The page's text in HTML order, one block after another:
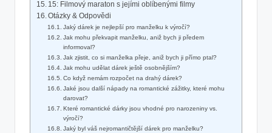
15: ⁢Filmový maraton ⁤s jejími oblíbenými filmy
Otázky & Odpovědi
Jaký dárek je nejlepší pro manželku k výročí?
Jak mohu překvapit manželku, aniž bych ji předem
informoval?
Jak zjistit, co si manželka přeje, aniž‍ bych ‌ji přímo ptal?
Jak mohu udělat ‌dárek ještě ⁢osobnějším?
Co když nemám rozpočet na drahý dárek?
Jaké⁢ jsou další nápady⁢ na romantické zážitky, které mohu
darovat?
Které romantické ​dárky jsou vhodné pro narozeniny vs.
výročí?
Jaký byl váš nejromantičtější dárek pro manželku?